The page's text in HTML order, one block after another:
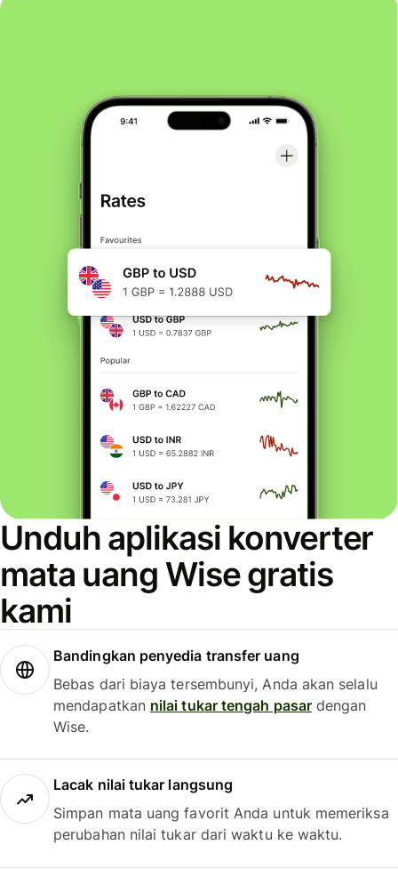
Unduh aplikasi konverter
mata uang Wise gratis
kami
Bandingkan penyedia transfer uang
Bebas dari biaya tersembunyi, Anda akan selalu
mendapatkan nilai tukar tengah pasardengan
Wise.
Lacak nilai tukar langsung
Simpan mata uang favorit Anda untuk memeriksa
perubahan nilai tukar dari waktu ke waktu.